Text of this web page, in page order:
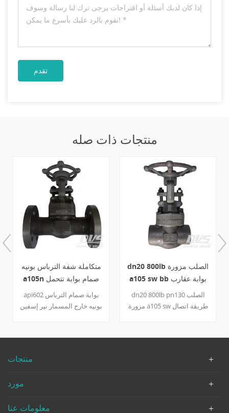
منتجات ذات صله
متكاملة شفة الترباس بونيه
a105n صمام بوابة تتحمل
كامل
api602 بوابة صمام الترباس
بونيه خارج المسمار نير إسفين
تقليم 13cr 150lb 300lb 1/2
/ إسفين / جذع ، 304 +
dn20 800lb الصلب مزورة
a105 sw bb بوابة عقارب
صمام a105
dn20 800lb pn130 الصلب
مزورة a105 sw طريقة اتصال
وغطاء المحرك a105 api600
منتجات
مورد
معلومات عنا